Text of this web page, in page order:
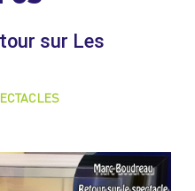
sur Les